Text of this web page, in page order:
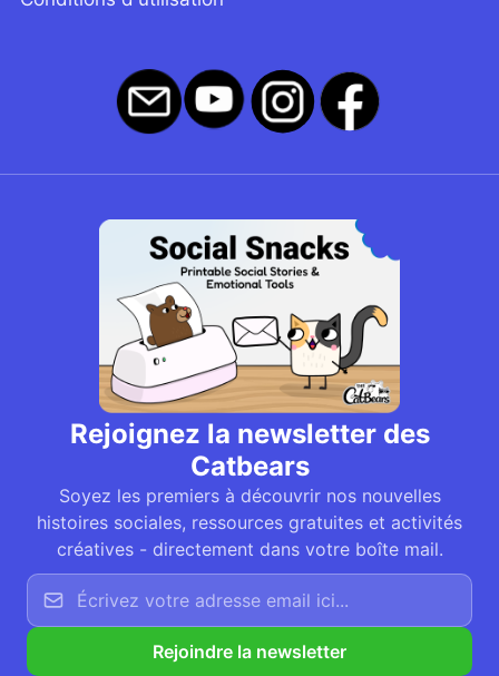
Rejoignez la newsletter des
Catbears
Soyez les premiers à découvrir nos nouvelles
histoires sociales, ressources gratuites et activités
créatives - directement dans votre boîte mail.
Rejoindre la newsletter